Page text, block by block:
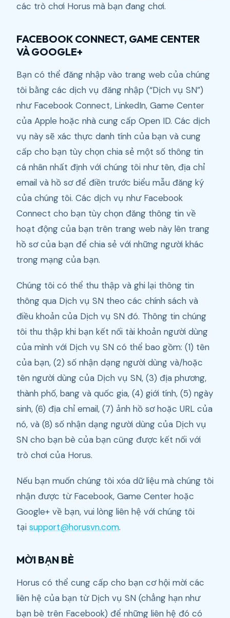
các trò chơi Horus mà bạn đang chơi.
FACEBOOK CONNECT, GAME CENTER
VÀ GOOGLE+
Bạn có thể đăng nhập vào trang web của chúng
tôi bằng các dịch vụ đăng nhập (“Dịch vụ SN”)
như Facebook Connect, LinkedIn, Game Center
của Apple hoặc nhà cung cấp Open ID. Các dịch
vụ này sẽ xác thực danh tính của bạn và cung
cấp cho bạn tùy chọn chia sẻ một số thông tin
cá nhân nhất định với chúng tôi như tên, địa chỉ
email và hồ sơ để điền trước biểu mẫu đăng ký
của chúng tôi. Các dịch vụ như Facebook
Connect cho bạn tùy chọn đăng thông tin về
hoạt động của bạn trên trang web này lên trang
hồ sơ của bạn để chia sẻ với những người khác
trong mạng của bạn.
Chúng tôi có thể thu thập và ghi lại thông tin
thông qua Dịch vụ SN theo các chính sách và
điều khoản của Dịch vụ SN đó. Thông tin chúng
tôi thu thập khi bạn kết nối tài khoản người dùng
của mình với Dịch vụ SN có thể bao gồm: (1) tên
của bạn, (2) số nhận dạng người dùng và/hoặc
tên người dùng của Dịch vụ SN, (3) địa phương,
thành phố, bang và quốc gia, (4) giới tính, (5) ngày
sinh, (6) địa chỉ email, (7) ảnh hồ sơ hoặc URL của
nó, và (8) số nhận dạng người dùng của Dịch vụ
SN cho bạn bè của bạn cũng được kết nối với
trò chơi của Horus.
Nếu bạn muốn chúng tôi xóa dữ liệu mà chúng tôi
nhận được từ Facebook, Game Center hoặc
Google+ về bạn, vui lòng liên hệ với chúng tôi
tại support@horusvn.com.
MỜI BẠN BÈ
Horus có thể cung cấp cho bạn cơ hội mời các
liên hệ của bạn từ Dịch vụ SN (chẳng hạn như
bạn bè trên Facebook) để những liên hệ đó có